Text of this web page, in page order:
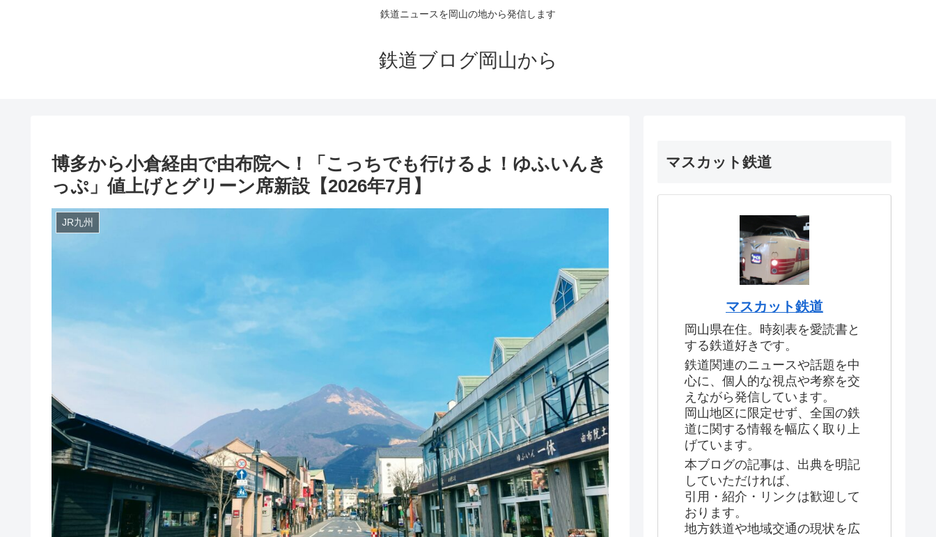
鉄道ニュースを岡山の地から発信します
鉄道ブログ岡山から
博多から小倉経由で由布院へ！「こっちでも行けるよ！ゆふいんき
っぷ」値上げとグリーン席新設【2026年7月】
JR九州
マスカット鉄道
マスカット鉄道
岡山県在住。時刻表を愛読書と
する鉄道好きです。
鉄道関連のニュースや話題を中
心に、個人的な視点や考察を交
えながら発信しています。
岡山地区に限定せず、全国の鉄
道に関する情報を幅広く取り上
げています。
本ブログの記事は、出典を明記
していただければ、
引用・紹介・リンクは歓迎して
おります。
地方鉄道や地域交通の現状を広